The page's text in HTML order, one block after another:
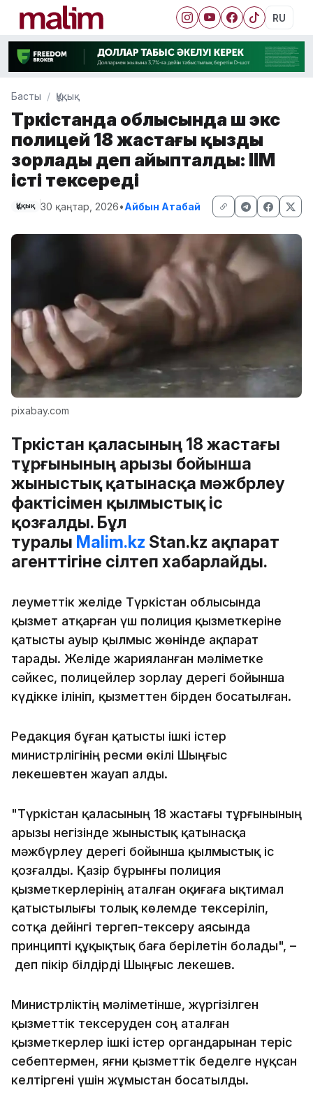
RU
Басты Құқық
Түркістанда облысында үш экс
полицей 18 жастағы қызды
зорлады деп айыпталды: ІІМ
істі тексереді
Құқық 30 қаңтар, 2026•Айбын Атабай
pixabay.com
Түркістан қаласының 18 жастағы
тұрғынының арызы бойынша
жыныстық қатынасқа мәжбүрлеу
фактісімен қылмыстық іс
қозғалды. Бұл
туралы Malim.kz Stan.kz ақпарат
агенттігіне сілтеп хабарлайды.
Әлеуметтік желіде Түркістан облысында
қызмет атқарған үш полиция қызметкеріне
қатысты ауыр қылмыс жөнінде ақпарат
тарады. Желіде жарияланған мәліметке
сәйкес, полицейлер зорлау дерегі бойынша
күдікке ілініп, қызметтен бірден босатылған.
Редакция бұған қатысты ішкі істер
министрлігінің ресми өкілі Шыңғыс
Әлекешевтен жауап алды.
"Түркістан қаласының 18 жастағы тұрғынының
арызы негізінде жыныстық қатынасқа
мәжбүрлеу дерегі бойынша қылмыстық іс
қозғалды. Қазір бұрынғы полиция
қызметкерлерінің аталған оқиғаға ықтимал
қатыстылығы толық көлемде тексеріліп,
сотқа дейінгі тергеп-тексеру аясында
принципті құқықтық баға берілетін болады", –
деп пікір білдірді Шыңғыс Әлекешев.
Министрліктің мәліметінше, жүргізілген
қызметтік тексеруден соң аталған
қызметкерлер ішкі істер органдарынан теріс
себептермен, яғни қызметтік беделге нұқсан
келтіргені үшін жұмыстан босатылды.